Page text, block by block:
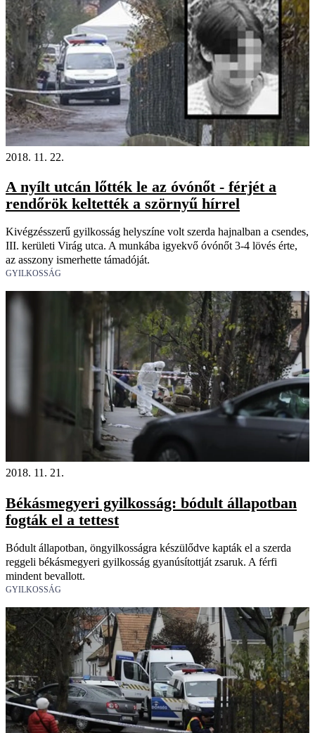
2018. 11. 22.
A nyílt utcán lőtték le az óvónőt - férjét a
rendőrök keltették a szörnyű hírrel
Kivégzésszerű gyilkosság helyszíne volt szerda hajnalban a csendes,
III. kerületi Virág utca. A munkába igyekvő óvónőt 3-4 lövés érte,
az asszony ismerhette támadóját.
GYILKOSSÁG
2018. 11. 21.
Békásmegyeri gyilkosság: bódult állapotban
fogták el a tettest
Bódult állapotban, öngyilkosságra készülődve kapták el a szerda
reggeli békásmegyeri gyilkosság gyanúsítottját zsaruk. A férfi
mindent bevallott.
GYILKOSSÁG